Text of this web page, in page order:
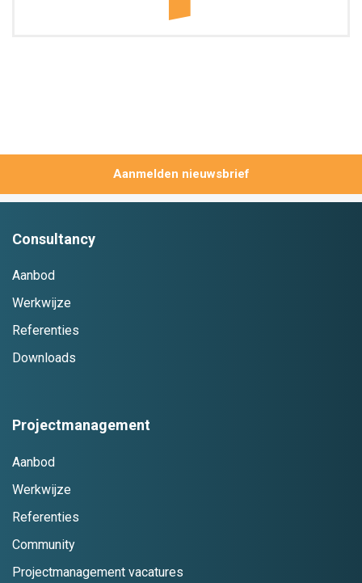
Aanmelden
Consultancy
Aanbod
Werkwijze
Referenties
Downloads
Projectmanagement
Aanbod
Werkwijze
Referenties
Community
Projectmanagement vacatures